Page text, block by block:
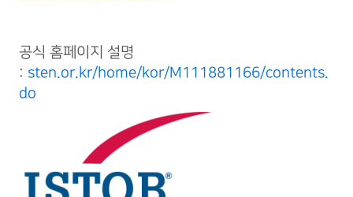
공식 홈페이지 설명
: sten.or.kr/home/kor/M111881166/contents.
do